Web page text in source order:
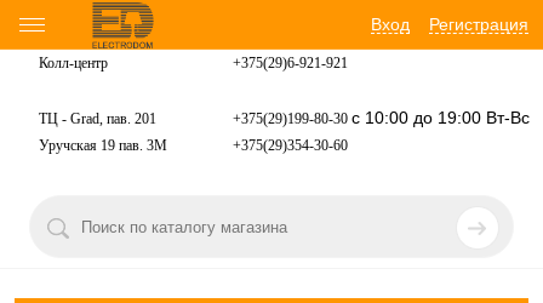
Вход Регистрация
Колл-центр +375(29)6-921-921
ТЦ - Grad, пав. 201 +375(29)199-80-30 с 10:00 до 19:00 Вт-Вс
Уручская 19 пав. 3М +375(29)354-30-60